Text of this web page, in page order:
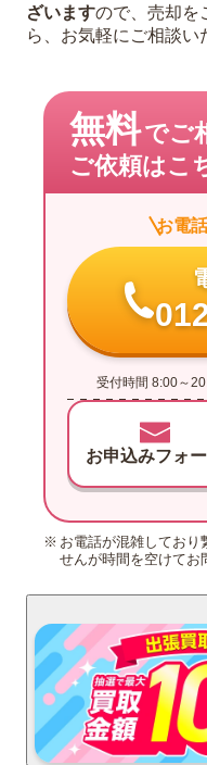
ざいますので、売却を
ら、お気軽にご相談い
無料でご
ご依頼はこ
お電
受付時間 8:00～
お申込みフォ
お電話が混雑しており
せんが時間を空けてお